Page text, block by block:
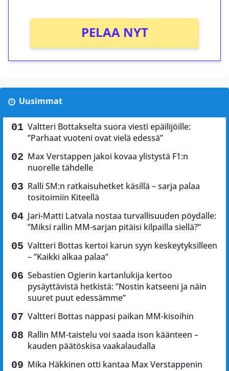
PELAA NYT
Uusimmat
Valtteri Bottakselta suora viesti epäilijöille:
”Parhaat vuoteni ovat vielä edessä”
Max Verstappen jakoi kovaa ylistystä F1:n
nuorelle tähdelle
Ralli SM:n ratkaisuhetket käsillä – sarja palaa
tositoimiin Kiteellä
Jari-Matti Latvala nostaa turvallisuuden pöydälle:
”Miksi rallin MM-sarjan pitäisi kilpailla siellä?”
Valtteri Bottas kertoi karun syyn keskeytyksilleen
– ”Kaikki alkaa palaa”
Sebastien Ogierin kartanlukija kertoo
pysäyttävistä hetkistä: ”Nostin katseeni ja näin
suuret puut edessämme”
Valtteri Bottas nappasi paikan MM-kisoihin
Rallin MM-taistelu voi saada ison käänteen –
kauden päätöskisa vaakalaudalla
Mika Häkkinen otti kantaa Max Verstappenin